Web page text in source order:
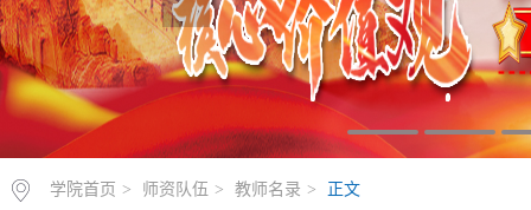
学院首页 > 师资队伍 > 教师名录 > 正文